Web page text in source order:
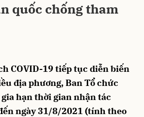
quốc chống tham
COVID-19 tiếp tục diễn biến
địa phương, Ban Tổ chức
hạn thời gian nhận tác
ngày 31/8/2021 (tính theo
Hủy Gửi